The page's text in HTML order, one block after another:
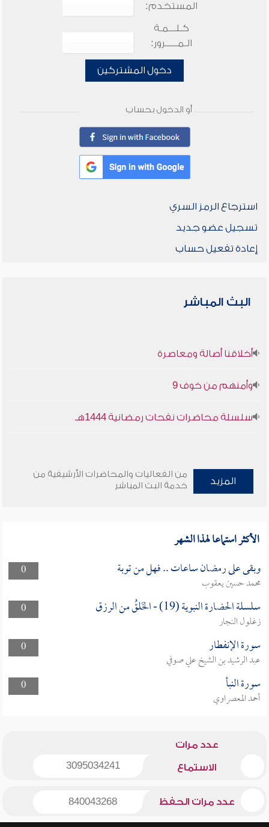
المستخدم:
كـلـــمـة
الـمـــــرور:
دخول المشتركين
أو الدخول بحساب
استرجاع الرمز السري
تسجيل عضو جديد
إعادة تفعيل حساب
البث المباشر
أخلاقنا أصالة ومعاصرة
وأمنهم من خوف 9
سلسلة محاضرات نفحات رمضانية 1444هـ
المزيد
من الفعاليات والمحاضرات الأرشيفية من
خدمة البث المباشر
الأكثر استماعا لهذا الشهر
0 وبقى على رمضان ساعات .. فهل من توبة
محمد حسين يعقوب
0
سلسلة الحضارة النبوية (19) - الخَلقُ من الرزق
زغلول النجار
0
سورة الإنفطار
عبد الرشيد بن الشيخ علي صوفي
0
سورة النبأ
أحمد المعصراوي
عدد مرات
الاستماع 3095034241
عدد مرات الحفظ 840043268